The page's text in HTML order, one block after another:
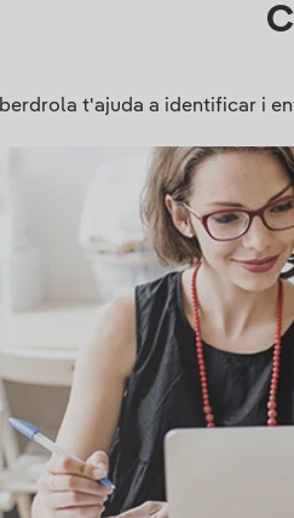
Iberdrola t'ajuda a identificar i